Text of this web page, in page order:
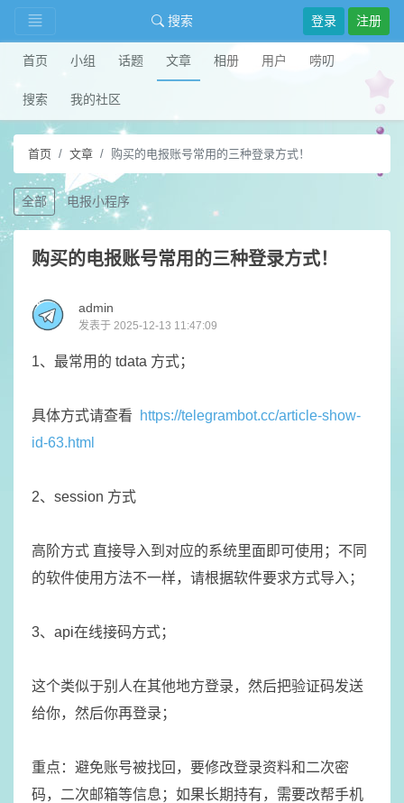
搜索 登录 注册
首页 小组 话题 文章 相册 用户 唠叨
搜索 我的社区
首页 文章 购买的电报账号常用的三种登录方式！
全部 电报小程序
购买的电报账号常用的三种登录方式！
admin
发表于 2025-12-13 11:47:09
1、最常用的 tdata 方式；
具体方式请查看
https://telegrambot.cc/article-show-
id-63.html
2、session 方式
高阶方式 直接导入到对应的系统里面即可使用；不同
的软件使用方法不一样，请根据软件要求方式导入；
3、api在线接码方式；
这个类似于别人在其他地方登录，然后把验证码发送
给你，然后你再登录；
重点：避免账号被找回，要修改登录资料和二次密
码，二次邮箱等信息；如果长期持有，需要改帮手机